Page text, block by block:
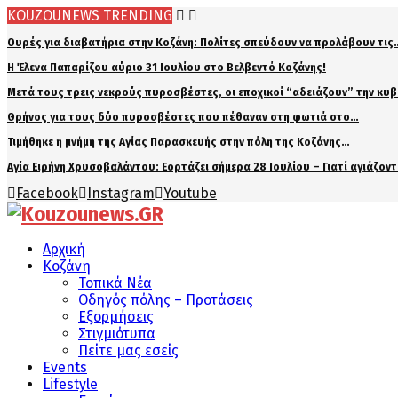
KOUZOUNEWS TRENDING
Ουρές για διαβατήρια στην Κοζάνη: Πολίτες σπεύδουν να προλάβουν
Η Έλενα Παπαρίζου αύριο 31 Ιουλίου στο Βελβεντό Κοζάνης!
Μετά τους τρεις νεκρούς πυροσβέστες, οι εποχικοί “αδειάζουν” την
Θρήνος για τους δύο πυροσβέστες που πέθαναν στη φωτιά στο…
Τιμήθηκε η μνήμη της Αγίας Παρασκευής στην πόλη της Κοζάνης…
Αγία Ειρήνη Χρυσοβαλάντου: Εορτάζει σήμερα 28 Ιουλίου – Γιατί
Facebook Instagram Youtube
Αρχική
Κοζάνη
Τοπικά Νέα
Οδηγός πόλης – Προτάσεις
Εξορμήσεις
Στιγμιότυπα
Πείτε μας εσείς
Events
Lifestyle